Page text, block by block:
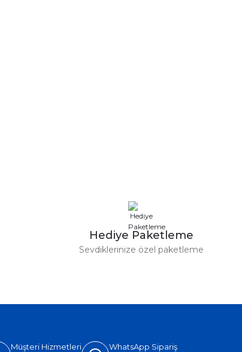
Hediye Paketleme
Sevdiklerinize özel paketleme
Müşteri Hizmetleri WhatsApp Sipariş